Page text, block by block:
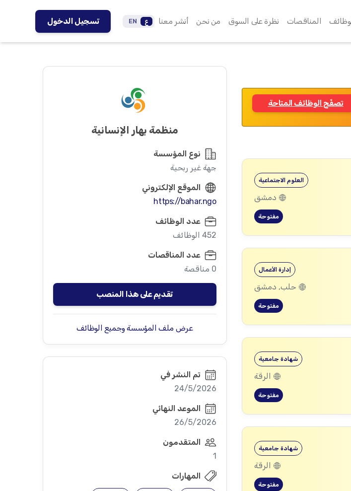
المناقصات نظرة على السوق من نحن أنشر معنا ع EN تسجيل الدخول
تصفّح الوظائف المتاحة
العلوم الاجتماعية
دمشق
مفتوحة
إدارة الأعمال
حلب, دمشق
مفتوحة
شهادة جامعية
الرقة
مفتوحة
شهادة جامعية
الرقة
مفتوحة
منظمة بهار الإنسانية
نوع المؤسسة
جهة غير ربحية
الموقع الإلكتروني
https://bahar.ngo
عدد الوظائف
452 الوظائف
عدد المناقصات
0 مناقصة
تقديم على هذا المنصب
عرض ملف المؤسسة وجميع الوظائف
تم النشر في
24/5/2026
الموعد النهائي
26/5/2026
المتقدمون
1
المهارات